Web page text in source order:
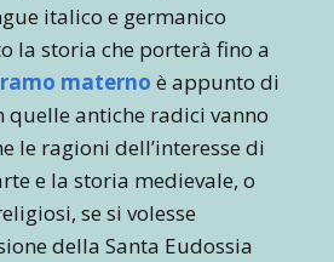
italico e germanico
la storia che porterà fino a
ramo materno è appunto di
quelle antiche radici vanno
le ragioni dell’interesse di
e la storia medievale, o
se si volesse
della Santa Eudossia